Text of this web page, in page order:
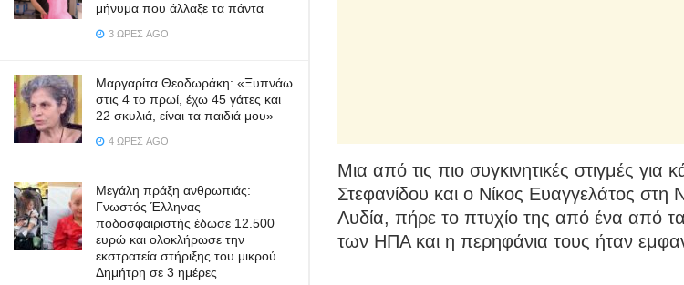
μήνυμα που άλλαξε τα πάντα
3 ΏΡΕΣ AGO
Μαργαρίτα Θεοδωράκη: «Ξυπνάω
στις 4 το πρωί, έχω 45 γάτες και
22 σκυλιά, είναι τα παιδιά μου»
4 ΏΡΕΣ AGO
Μεγάλη πράξη ανθρωπιάς:
Γνωστός Έλληνας
ποδοσφαιριστής έδωσε 12.500
ευρώ και ολοκλήρωσε την
εκστρατεία στήριξης του μικρού
Δημήτρη σε 3 ημέρες
Μια από τις πιο συγκινητικές στιγμές για
Στεφανίδου και ο Νίκος Ευαγγελάτος
Λυδία, πήρε το πτυχίο της από ένα από
των ΗΠΑ και η περηφάνια τους ήταν